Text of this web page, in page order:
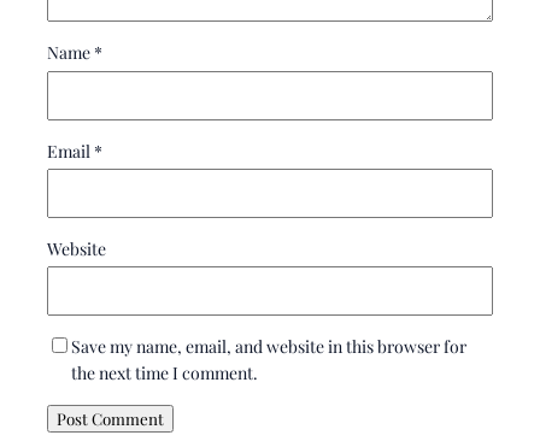
Name *
Email *
Website
Save my name, email, and website in this browser for
the next time I comment.